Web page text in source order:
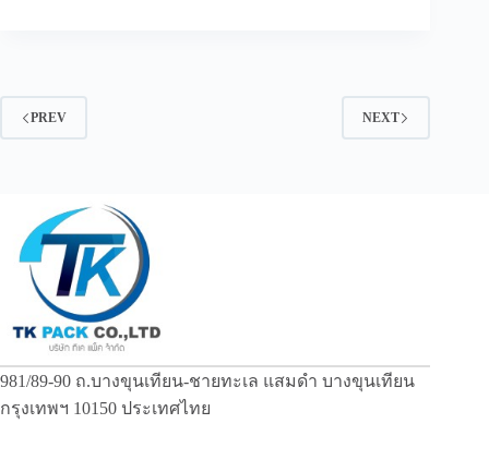
PREV NEXT
981/89-90 ถ.บางขุนเทียน-ชายทะเล แสมดำ บางขุนเทียน
กรุงเทพฯ 10150 ประเทศไทย